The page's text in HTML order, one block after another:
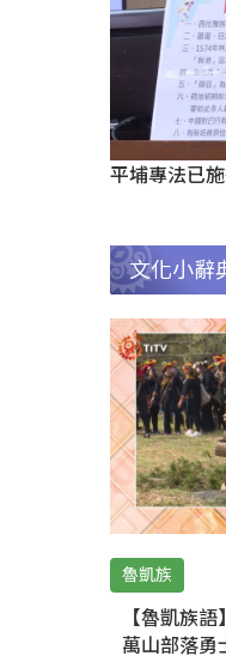
平埔專法已
文化小辭
魯凱族
【魯凱族
萬山部落勇